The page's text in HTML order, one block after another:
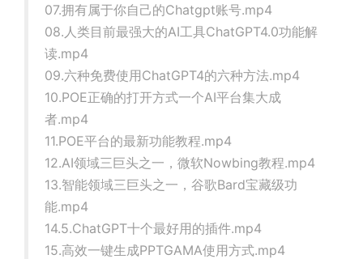
07.拥有属于你自己的Chatgpt账号.mp4
08.人类目前最强大的AI工具ChatGPT4.0功能解
读.mp4
09.六种免费使用ChatGPT4的六种方法.mp4
10.POE正确的打开方式一个AI平台集大成
者.mp4
11.POE平台的最新功能教程.mp4
12.AI领域三巨头之一，微软Nowbing教程.mp4
13.智能领域三巨头之一，谷歌Bard宝藏级功
能.mp4
14.5.ChatGPT十个最好用的插件.mp4
15.高效一键生成PPTGAMA使用方式.mp4